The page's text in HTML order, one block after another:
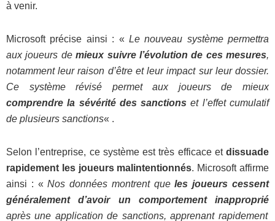
à venir.
Microsoft précise ainsi : « Le nouveau système permettra
aux joueurs demieux suivre l’évolution de ces mesures,
notamment leur raison d’être et leur impact sur leur dossier.
Ce système révisé permet aux joueurs de mieux
comprendre la sévérité des sanctions et l’effet cumulatif
de plusieurs sanctions« .
Selon l’entreprise, ce système est très efficace et dissuade
rapidement les joueurs malintentionnés. Microsoft affirme
ainsi : «Nos données montrent queles joueurs cessent
généralement d’avoir un comportement inapproprié
après une application de sanctions, apprenant rapidement